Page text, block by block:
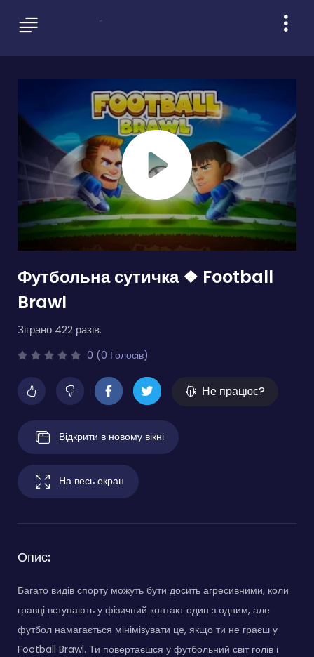
Футбольна сутичка ❖ Football
Brawl
Зіграно 422 разів.
0 (0 Голосів)
Не працює?
Відкрити в новому вікні
На весь екран
Опис:
Багато видів спорту можуть бути досить агресивними, коли
гравці вступають у фізичний контакт один з одним, але
футбол намагається мінімізувати це, якщо ти не граєш у
Football Brawl. Ти повертаєшся у футбольний світ голів і